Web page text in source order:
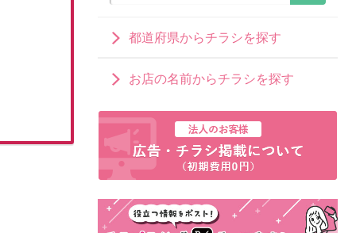
都道府県からチラシを探す
お店の名前からチラシを探す